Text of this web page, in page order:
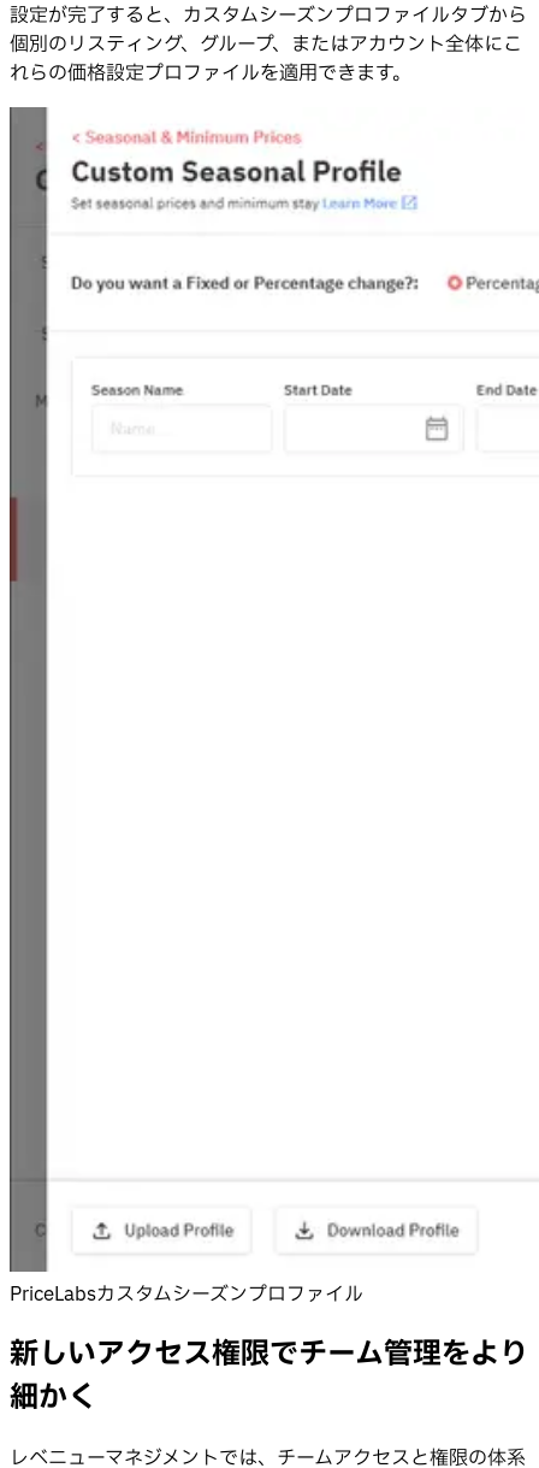
設定が完了すると、カスタムシーズンプロファイルタブから
個別のリスティング、グループ、またはアカウント全体にこ
れらの価格設定プロファイルを適用できます。
PriceLabsカスタムシーズンプロファイル
新しいアクセス権限でチーム管理をより
細かく
レベニューマネジメントでは、チームアクセスと権限の体系